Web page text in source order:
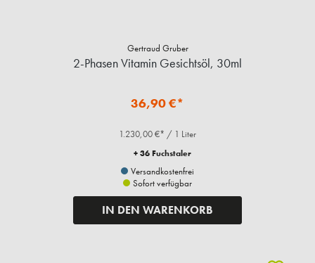
Gertraud Gruber
2-Phasen Vitamin Gesichtsöl, 30ml
36,90 €*
1.230,00 €* / 1 Liter
+ 36 Fuchstaler
Versandkostenfrei
Sofort verfügbar
IN DEN WARENKORB